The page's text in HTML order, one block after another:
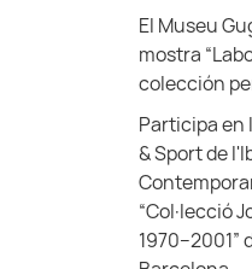
El Museu
mostra
colección
Participa en
& Sport de
“Col·lecció
1970–2001”